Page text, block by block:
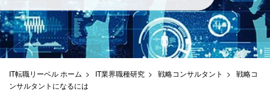
IT転職リーベル ホーム IT業界職種研究 戦略コンサルタント
戦略コ
ンサルタントになるには